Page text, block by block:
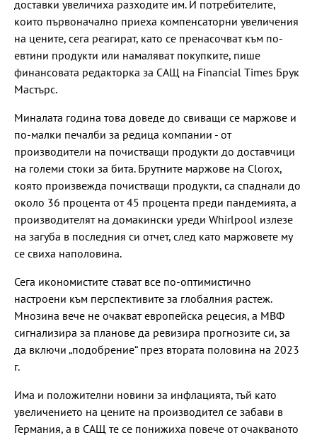
доставки увеличиха разходите им. И потребителите,
които първоначално приеха компенсаторни увеличения
на цените, сега реагират, като се пренасочват към по-
евтини продукти или намаляват покупките, пише
финансовата редакторка за САЩ на Financial Times Брук
Мастърс.
Миналата година това доведе до свиващи се маржове и
по-малки печалби за редица компании - от
производители на почистващи продукти до доставчици
на големи стоки за бита. Брутните маржове на Clorox,
която произвежда почистващи продукти, са спаднали до
около 36 процента от 45 процента преди пандемията, а
производителят на домакински уреди Whirlpool излезе
на загуба в последния си отчет, след като маржовете му
се свиха наполовина.
Сега икономистите стават все по-оптимистично
настроени към перспективите за глобалния растеж.
Мнозина вече не очакват европейска рецесия, а МВФ
сигнализира за планове да ревизира прогнозите си, за
да включи „подобрение“ през втората половина на 2023
г.
Има и положителни новини за инфлацията, тъй като
увеличението на цените на производител се забави в
Германия, а в САЩ те се понижиха повече от очакваното